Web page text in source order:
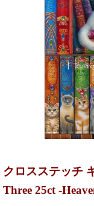
クロスステッチ
Three 25ct -